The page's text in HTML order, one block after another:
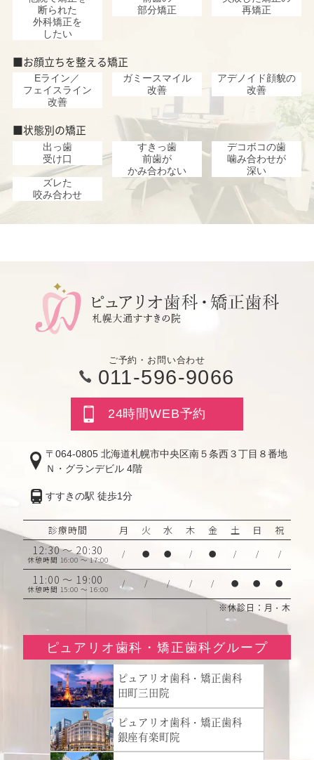
断られた
部分矯正
再矯正
外科矯正を
したい
■お顔立ちを整える矯正
Eライン／
フェイスライン
改善
ガミースマイル
改善
アデノイド顔貌の
改善
■状態別の矯正
出っ歯 すきっ歯
デコボコの歯
受け口
前歯が
かみ合わない
噛み合わせが
深い
ズレた
咬み合わせ
ご予約・お問い合わせ
011-596-9066
24時間WEB予約
〒064-0805 北海道札幌市中央区南５条西３丁目８番地
Ｎ・グランデビル 4階
すすきの駅 徒歩1分
診療時間 月 火 水 木 金 土 日 祝
12:30 ～ 20:30
休憩時間 16:00 ～ 17:00
/ ● ● / ● / / /
11:00 ～ 19:00
休憩時間 15:00 ～ 16:00
/ / / / / ● ● ●
※休診日：月・木
ピュアリオ歯科・矯正歯科グループ
ピュアリオ歯科・矯正歯科
田町三田院
ピュアリオ歯科・矯正歯科
銀座有楽町院